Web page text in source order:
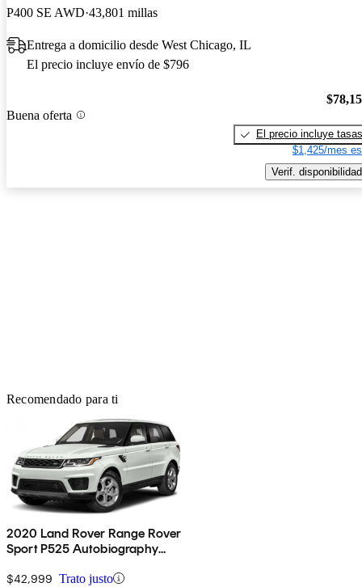
P400 SE AWD 43,801 millas
Entrega a domicilio desde West Chicago, IL
El precio incluye envío de $796
Buena oferta
El precio incluye tasas
$1,425/mes
Verif. disponibilidad
Recomendado para ti
2020 Land Rover Range Rover
Sport P525 Autobiography
$42,999 Trato justo